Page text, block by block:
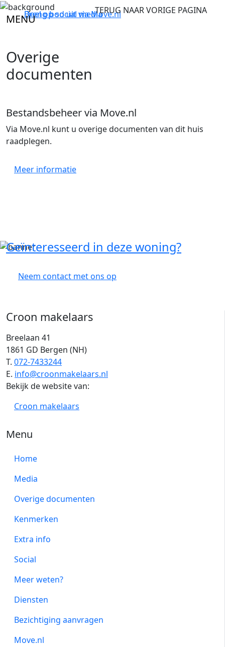
MENU
TERUG NAAR VORIGE PAGINA
Breng bod uit viaMove.nl
Deel op social media
Overige
documenten
Bestandsbeheer via Move.nl
Via Move.nl kunt u overige documenten van dit huis
raadplegen.
Meer informatie
Geïnteresseerd in deze woning?
Neem contact met ons op
Croon makelaars
Breelaan 41
1861 GD Bergen (NH)
T. 072-7433244
E. info@croonmakelaars.nl
Bekijk de website van:
Croon makelaars
Menu
Home
Media
Overige documenten
Kenmerken
Extra info
Social
Meer weten?
Diensten
Bezichtiging aanvragen
Move.nl